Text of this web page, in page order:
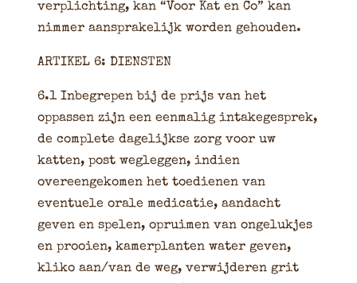
verplichting, kan “Voor Kat en Co” kan
nimmer aansprakelijk worden gehouden.
ARTIKEL 6: DIENSTEN
6.1 Inbegrepen bij de prijs van het
oppassen zijn een eenmalig intakegesprek,
de complete dagelijkse zorg voor uw
katten, post wegleggen, indien
overeengekomen het toedienen van
eventuele orale medicatie, aandacht
geven en spelen, opruimen van ongelukjes
en prooien, kamerplanten water geven,
kliko aan/van de weg, verwijderen grit